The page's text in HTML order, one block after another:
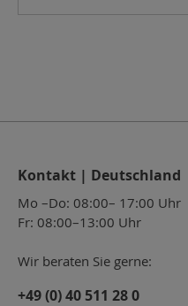
Kontakt | Deutschland
Mo –Do: 08:00– 17:00 Uhr
Fr: 08:00–13:00 Uhr
Wir beraten Sie gerne:
+49 (0) 40 511 28 0